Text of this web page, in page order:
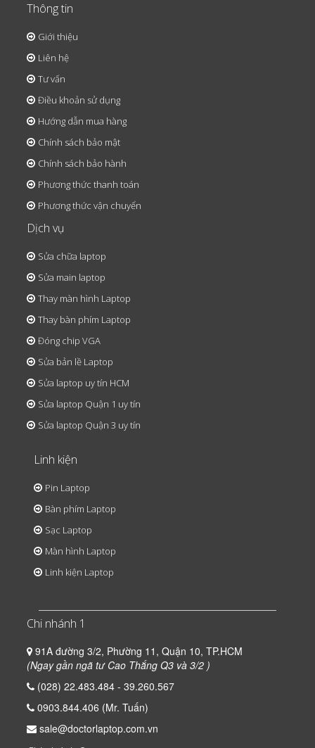
Thông tin
Giới thiệu
Liên hệ
Tư vấn
Điều khoản sử dụng
Hướng dẫn mua hàng
Chính sách bảo mật
Chính sách bảo hành
Phương thức thanh toán
Phương thức vận chuyển
Dịch vụ
Sửa chữa laptop
Sửa main laptop
Thay màn hình Laptop
Thay bàn phím Laptop
Đóng chip VGA
Sửa bản lề Laptop
Sửa laptop uy tín HCM
Sửa laptop Quận 1 uy tín
Sửa laptop Quận 3 uy tín
Linh kiện
Pin Laptop
Bàn phím Laptop
Sạc Laptop
Màn hình Laptop
Linh kiện Laptop
Chi nhánh 1
91A đường 3/2, Phường 11, Quận 10, TP.HCM
(Ngay gần ngã tư Cao Thắng Q3 và 3/2 )
(028) 22.483.484 - 39.260.567
0903.844.406 (Mr. Tuấn)
sale@doctorlaptop.com.vn